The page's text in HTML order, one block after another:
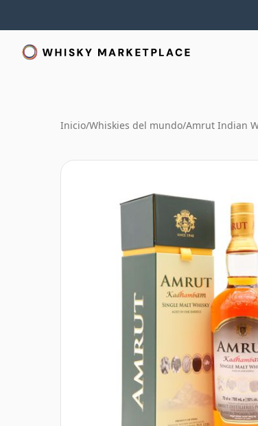
Inicio/Whiskies del mundo/Amrut Indian